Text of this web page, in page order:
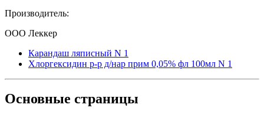
Производитель:
ООО Леккер
Карандаш ляписный N 1
Хлоргексидин р-р д/нар прим 0,05% фл 100мл N 1
Основные страницы